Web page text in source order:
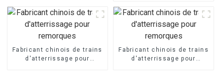
Fabricant chinois de trains
d'atterrissage pour
Fabricant chinois de trains
d'atterrissage pour